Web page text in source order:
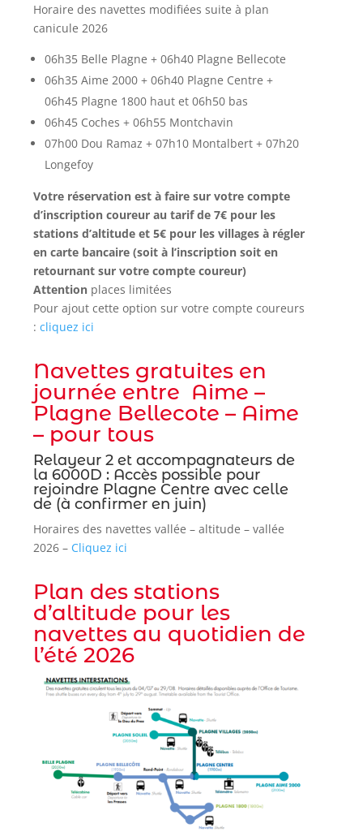
Horaire des navettes modifiées suite à plan
canicule 2026
06h35 Belle Plagne + 06h40 Plagne Bellecote
06h35 Aime 2000 + 06h40 Plagne Centre +
06h45 Plagne 1800 haut et 06h50 bas
06h45 Coches + 06h55 Montchavin
07h00 Dou Ramaz + 07h10 Montalbert + 07h20
Longefoy
Votre réservation est à faire sur votre compte
d’inscription coureur au tarif de 7€ pour les
stations d’altitude et 5€ pour les villages à régler
en carte bancaire (soit à l’inscription soit en
retournant sur votre compte coureur)
Attention places limitées
Pour ajout cette option sur votre compte coureurs
:cliquez ici
Navettes gratuites en
journée entre Aime –
Plagne Bellecote – Aime
– pour tous
Relayeur 2 et accompagnateurs de
la 6000D : Accès possible pour
rejoindre Plagne Centre avec celle
de (à confirmer en juin)
Horaires des navettes vallée – altitude – vallée
2026 – Cliquez ici
Plan des stations
d’altitude pour les
navettes au quotidien de
l’été 2026